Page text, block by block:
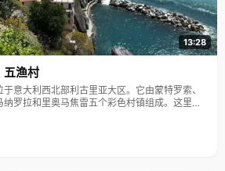
13:28
五渔村
意大利西北部利古里亚大区。它由蒙特罗索、
罗拉和里奥马焦雷五个彩色村镇组成。这里依
年被列为世界文化遗产。